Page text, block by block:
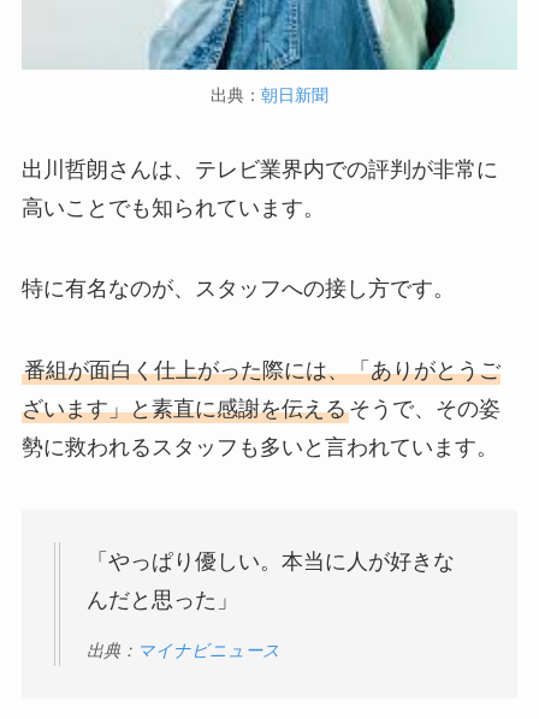
出典： 朝日新聞
出川哲朗さんは、テレビ業界内での評判が非常に
高いことでも知られています。
特に有名なのが、スタッフへの接し方です。
番組が面白く仕上がった際には、「ありがとうご
ざいます」と素直に感謝を伝えるそうで、その姿
勢に救われるスタッフも多いと言われています。
「やっぱり優しい。本当に人が好きな
んだと思った」
出典： マイナビニュース